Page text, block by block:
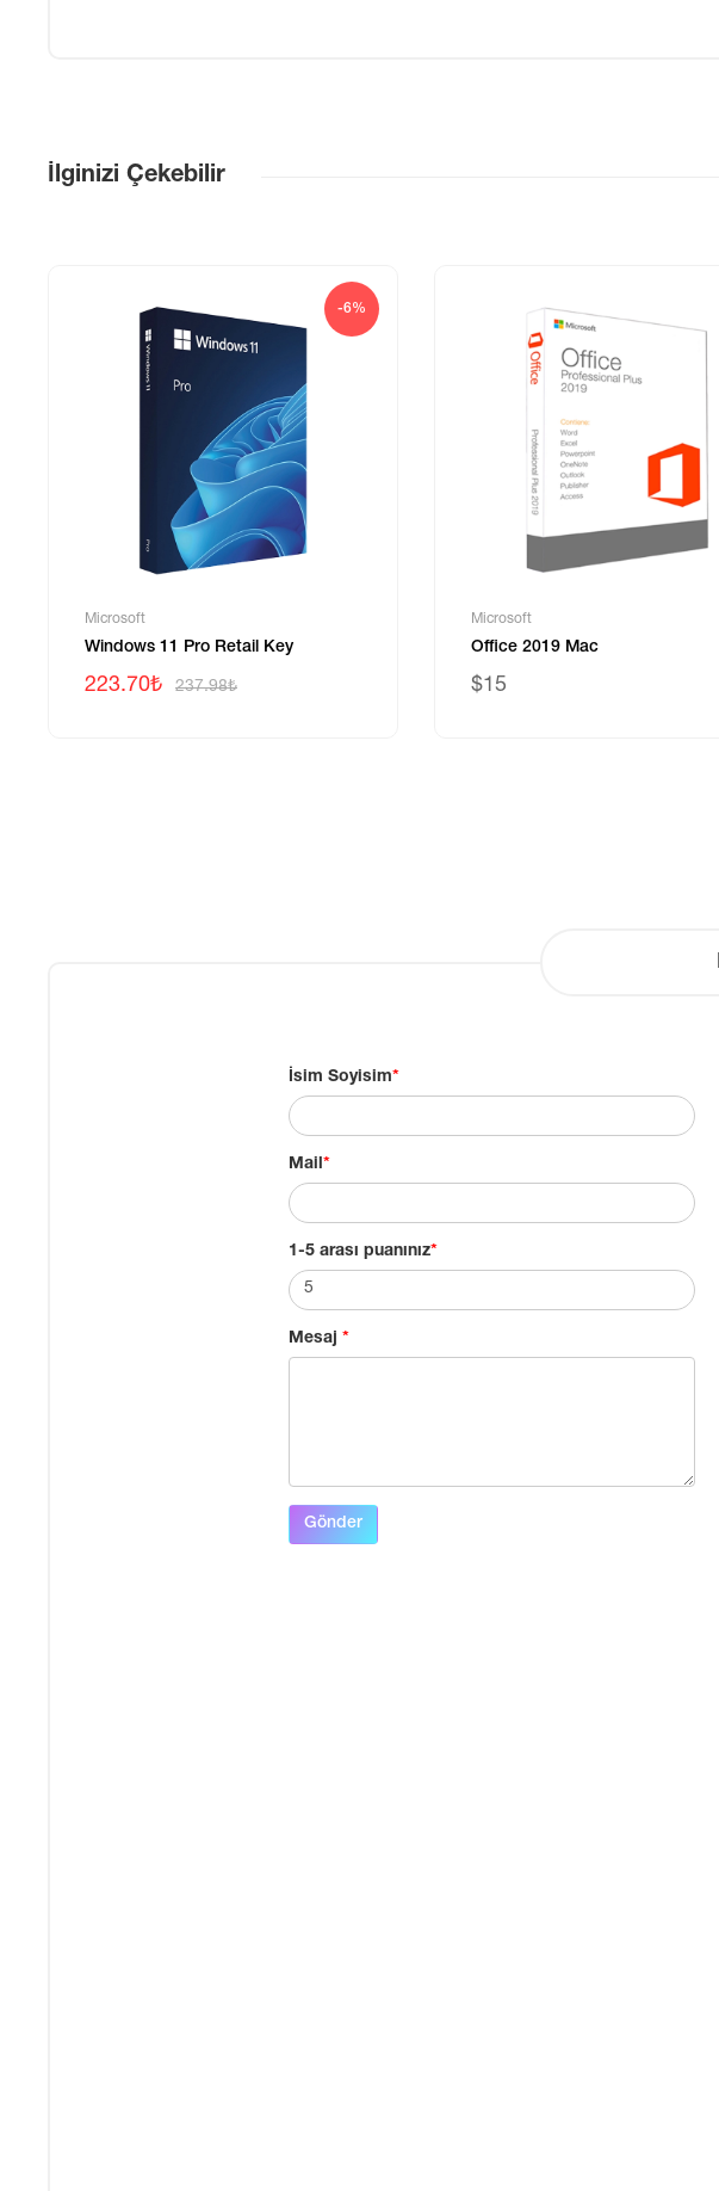
İlginizi Çekebilir
-6%
Microsoft
Windows 11 Pro Retail Key
223.70₺ 237.98₺
Microsoft
Office 2019 Mac
$15
İsim Soyisim*
Mail *
1-5 arası puanınız*
Mesaj *
Gönder